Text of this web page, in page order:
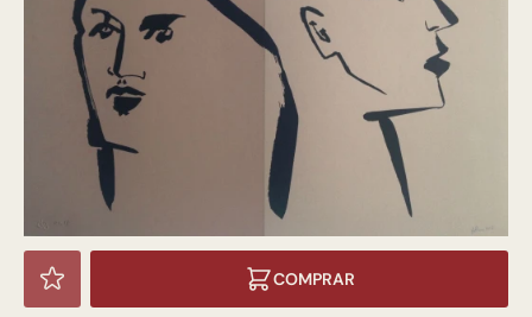
COMPRAR